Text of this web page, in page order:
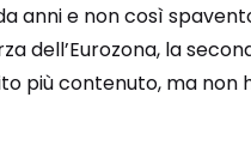
anni e non così
dell’Eurozona, la
più contenuto, ma non